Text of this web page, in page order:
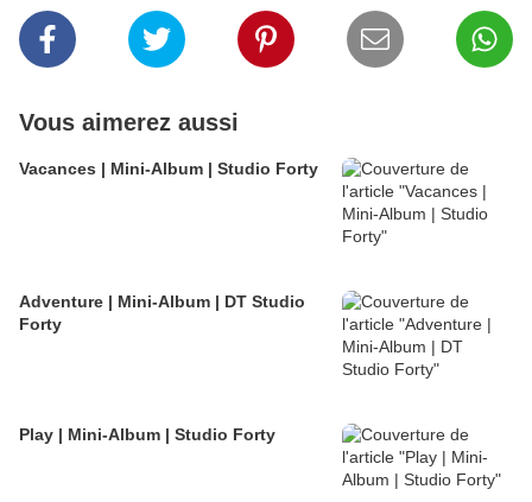
Vous aimerez aussi
Vacances | Mini-Album | Studio Forty
Adventure | Mini-Album | DT Studio
Forty
Play | Mini-Album | Studio Forty